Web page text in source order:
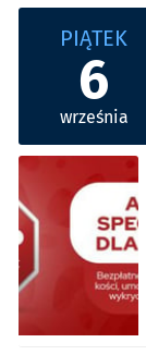
Znalezione
PIĄTEK
6
września